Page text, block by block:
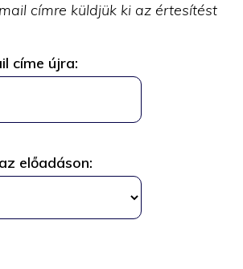
címre küldjük ki az értesítést
címe újra:
előadáson: